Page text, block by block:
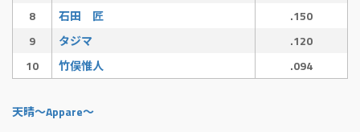
8
石田 匠
.150
9
タジマ
.120
10
竹俣惟人 .094
天晴〜Appare〜